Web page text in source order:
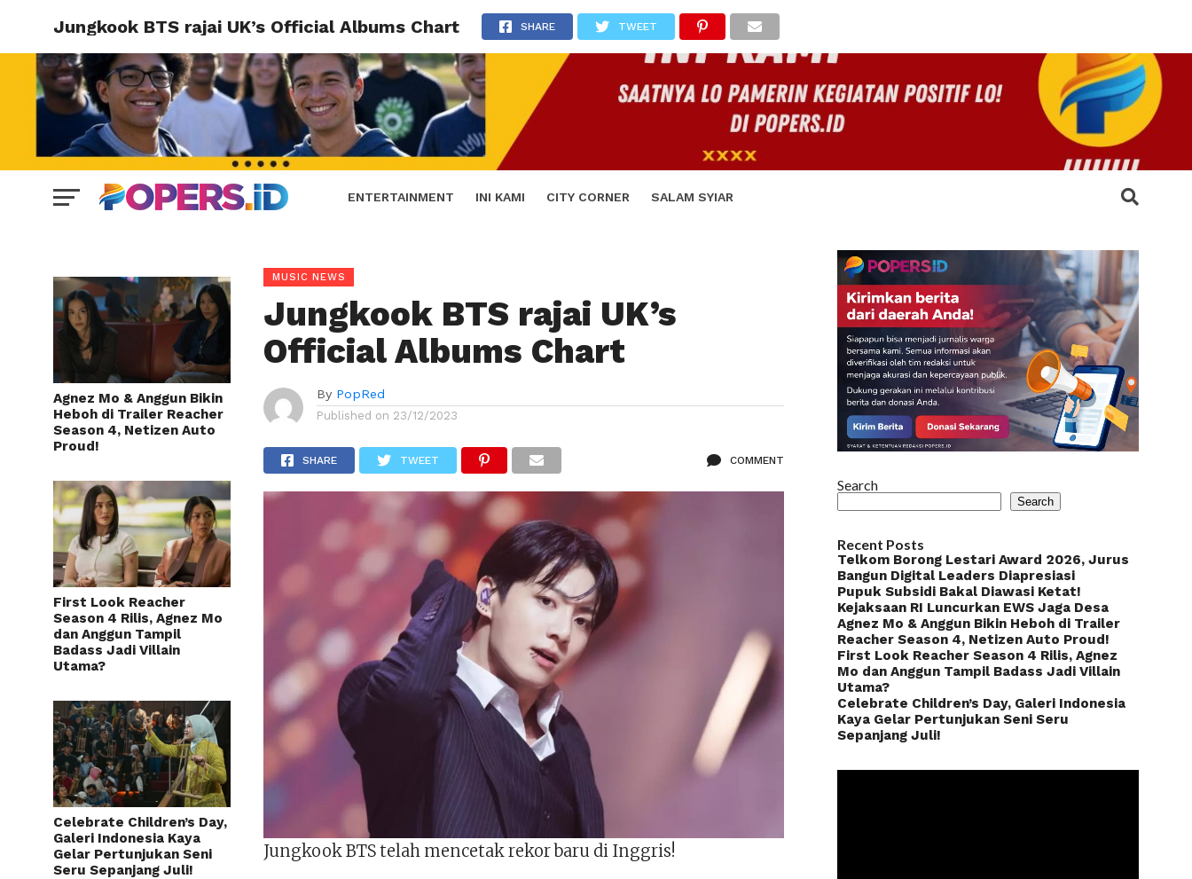
ENTERTAINMENT INI KAMI CITY CORNER SALAM SYIAR
Jungkook BTS rajai UK’s Official Albums Chart SHARE TWEET
Agnez Mo & Anggun Bikin
Heboh di Trailer Reacher
Season 4, Netizen Auto
Proud!
First Look Reacher
Season 4 Rilis, Agnez Mo
dan Anggun Tampil
Badass Jadi Villain
Utama?
Celebrate Children’s Day,
Galeri Indonesia Kaya
Gelar Pertunjukan Seni
Seru Sepanjang Juli!
MUSIC NEWS
Jungkook BTS rajai UK’s
Official Albums Chart
By PopRed
Published on 23/12/2023
SHARE TWEET COMMENT
Jungkook BTS telah mencetak rekor baru di Inggris!
Search
Search
Recent Posts
Telkom Borong Lestari Award 2026, Jurus
Bangun Digital Leaders Diapresiasi
Pupuk Subsidi Bakal Diawasi Ketat!
Kejaksaan RI Luncurkan EWS Jaga Desa
Agnez Mo & Anggun Bikin Heboh di Trailer
Reacher Season 4, Netizen Auto Proud!
First Look Reacher Season 4 Rilis, Agnez
Mo dan Anggun Tampil Badass Jadi Villain
Utama?
Celebrate Children’s Day, Galeri Indonesia
Kaya Gelar Pertunjukan Seni Seru
Sepanjang Juli!